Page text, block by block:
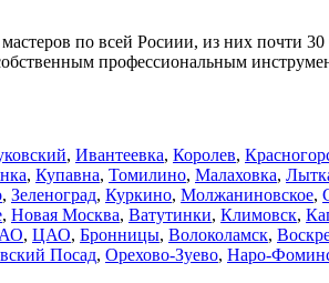
по всей Росиии, из них почти
профессиональным
, Ивантеевка, Королев,
, Купавна, Томилино, Малаховка,
, Зеленоград, Куркино, Молжаниновское,
, Новая Москва, Ватутинки, Климовск,
, ЦАО, Бронницы, Волоколамск,
Посад, Орехово-Зуево, Наро-